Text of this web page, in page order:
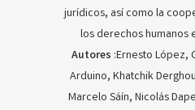
jurídicos, así como la
los derechos humanos
Autores :Ernesto López,
Arduino, Khatchik
Marcelo Sáín, Nicolás